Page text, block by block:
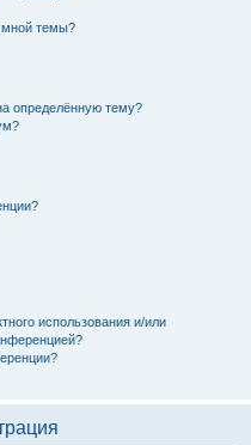
мной темы?
определённую тему?
использования и/или